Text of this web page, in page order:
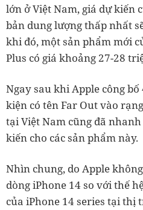
lớn ở Việt Nam, giá dự kiến
bản dung lượng thấp nhất
khi đó, một sản phẩm mới
Plus có giá khoảng 27-28
Ngay sau khi Apple công
kiện có tên Far Out vào
tại Việt Nam cũng đã
kiến cho các sản phẩm này.
Nhìn chung, do Apple
dòng iPhone 14 so với thế
của iPhone 14 series tại thị